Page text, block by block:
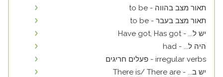
תאור מצב בהווה - to be
תאור מצב בעבר - to be
יש ל... - Have got, Has got
היה ל... - had
irregular verbs - פעלים חריגים
יש ב... - There is/ There are